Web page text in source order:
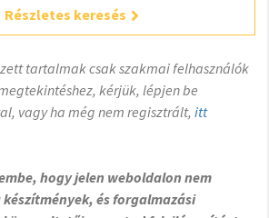
Részletes keresés
tartalmak csak szakmai felhasználók
kérjük, lépjen be
vagy ha még nem regisztrált, itt
hogy jelen weboldalon nem
és forgalmazási